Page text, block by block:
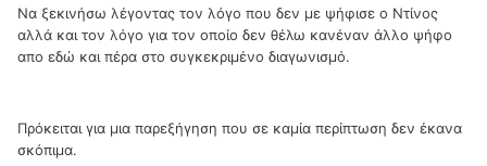
Nα ξεκινήσω λέγοντας τον λόγο που δεν με ψήφισε ο Ντίνος
αλλά και τον λόγο για τον οποίο δεν θέλω κανέναν άλλο ψήφο
απο εδώ και πέρα στο συγκεκριμένο διαγωνισμό.
Πρόκειται για μια παρεξήγηση που σε καμία περίπτωση δεν έκανα
σκόπιμα.